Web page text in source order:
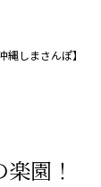
しまさんぽ】
園！